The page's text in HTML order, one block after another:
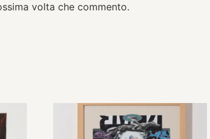
volta che commento.